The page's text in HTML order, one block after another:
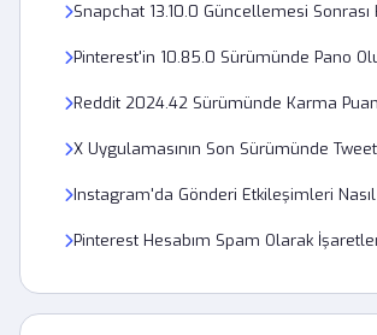
Snapchat 13.10.0 Güncellemesi
Pinterest'in 10.85.0 Sürümünde Pano
Reddit 2024.42 Sürümünde Karma
X Uygulamasının Son Sürümünde
Instagram'da Gönderi Etkileşimleri Nasıl
Pinterest Hesabım Spam Olarak